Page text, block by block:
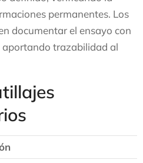
permanentes. Los
documentar el ensayo con
trazabilidad al